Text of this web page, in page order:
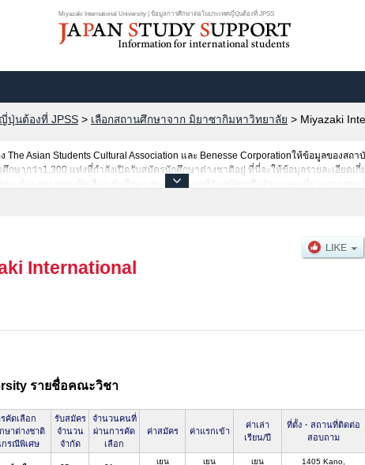
Miyazaki International University | ข้อมูลการศึกษาต่อในประเทศญี่ปุ่นต้องที่ JPSS
ปุ่นต้องที่ JPSS > เลือกสถานศึกษาจาก มิยาซากิมหาวิทยาลัย > Miyazaki
The Asian Students Cultural Association และ Benesse Corporationให้ข้อมูลของ
ษากว่า1,300 แห่งที่กำลังเปิดรับสมัครนักศึกษาต่างชาติอยู่ ที่นี่จะให้ข้อมูลรายละเอียดเกี่
ะ,ข้อมูลการสอบคัดเลือกเข้าศึกษาเช่นจำนวนคนที่รับสมัครหรือจำนวนคนที่ผ่านการสอบ
International
รายชื่อคณะวิชา
คัดเลือก
ษาต่างชาติ
กรณีพิเศษ
รับสมัคร
จำนวน
จำกัด
จำนวนคนที่
ผ่านการคัด
เลือก
ค่าสมัคร ค่าแรกเข้า
ค่าเล่า
เรียน/ปี
ที่ตั้ง・สถานที่ติดต่อ
สอบถาม
เยน
เยน
เยน
1405 Kano,